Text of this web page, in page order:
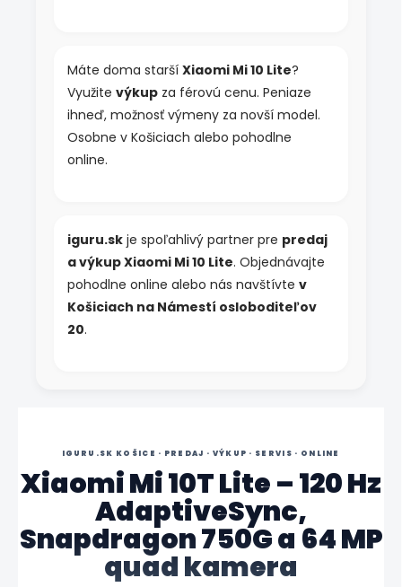
Máte doma starší Xiaomi Mi 10 Lite?
Využite výkup za férovú cenu. Peniaze
ihneď, možnosť výmeny za novší model.
Osobne v Košiciach alebo pohodlne
online.
iguru.sk je spoľahlivý partner pre predaj
a výkup Xiaomi Mi 10 Lite. Objednávajte
pohodlne online alebo nás navštívte v
Košiciach na Námestí osloboditeľov
20.
IGURU.SK KOŠICE · PREDAJ · VÝKUP · SERVIS · ONLINE
Xiaomi Mi 10T Lite – 120 Hz
AdaptiveSync,
Snapdragon 750G a 64 MP
quad kamera